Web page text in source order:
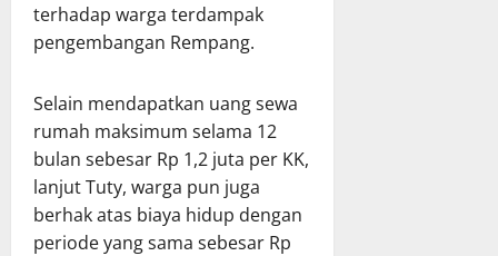
terhadap warga terdampak
pengembangan Rempang.
Selain mendapatkan uang sewa
rumah maksimum selama 12
bulan sebesar Rp 1,2 juta per KK,
lanjut Tuty, warga pun juga
berhak atas biaya hidup dengan
periode yang sama sebesar Rp